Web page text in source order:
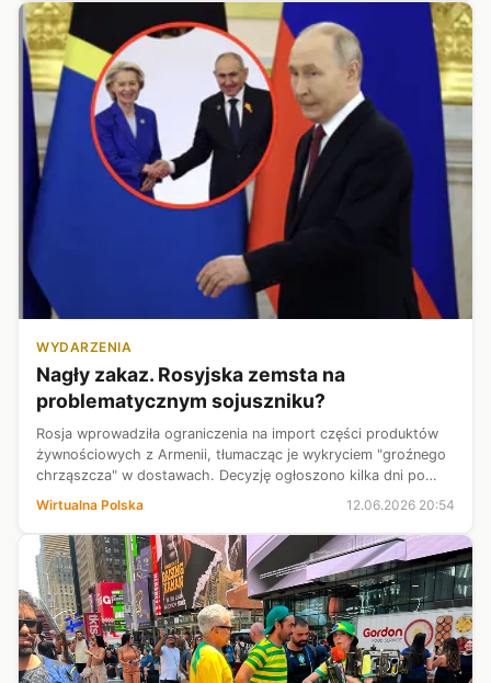
WYDARZENIA
Nagły zakaz. Rosyjska zemsta na
problematycznym sojuszniku?
Rosja wprowadziła ograniczenia na import części produktów
żywnościowych z Armenii, tłumacząc je wykryciem "groźnego
chrząszcza" w dostawach. Decyzję ogłoszono kilka dni po
wyborach w Armenii, wygranych przez premiera Nikola
Wirtualna Polska 12.06.2026 20:54